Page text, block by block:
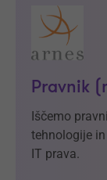
Pravnik
Iščemo
tehnologije
IT prava.